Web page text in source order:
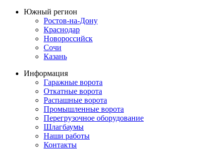
Южный регион
Ростов-на-Дону
Краснодар
Новороссийск
Сочи
Казань
Информация
Гаражные ворота
Откатные ворота
Распашные ворота
Промышленные ворота
Перегрузочное оборудование
Шлагбаумы
Наши работы
Контакты